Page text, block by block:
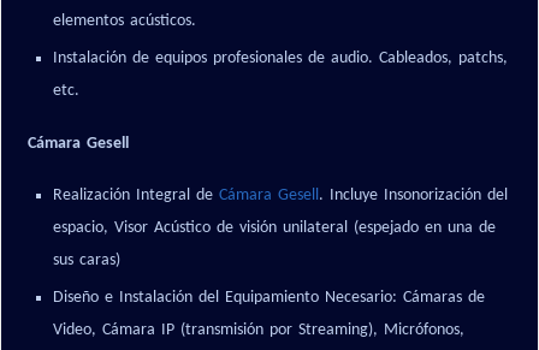
elementos acústicos.
Instalación de equipos profesionales de audio. Cableados, patchs,
etc.
Cámara Gesell
Realización Integral deCámara Gesell. Incluye Insonorización del
espacio, Visor Acústico de visión unilateral (espejado en una de
sus caras)
Diseño e Instalación del Equipamiento Necesario: Cámaras de
Video, Cámara IP (transmisión por Streaming), Micrófonos,